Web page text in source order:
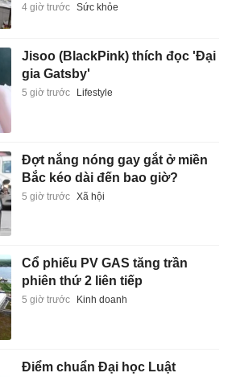
4 giờ trước Sức khỏe
Jisoo (BlackPink) thích đọc 'Đại
gia Gatsby'
5 giờ trước Lifestyle
Đợt nắng nóng gay gắt ở miền
Bắc kéo dài đến bao giờ?
5 giờ trước Xã hội
Cổ phiếu PV GAS tăng trần
phiên thứ 2 liên tiếp
5 giờ trước Kinh doanh
Điểm chuẩn Đại học Luật